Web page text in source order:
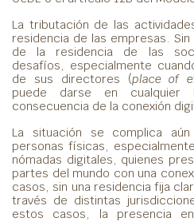
La tributación de las
residencia de las empresas.
de la residencia de las
desafíos, especialmente
de sus directores (place of
puede darse en cualquier
consecuencia de la conexión
La situación se complica
personas físicas,
nómadas digitales, quienes
partes del mundo con una
casos, sin una residencia fija
través de distintas
estos casos, la presencia